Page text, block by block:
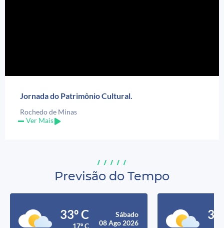
Jornada do Patrimônio Cultural.
Rochedo de Minas
Ver Mais
Previsão do Tempo
33º C
17º C
Sábado
08 Ago 2026